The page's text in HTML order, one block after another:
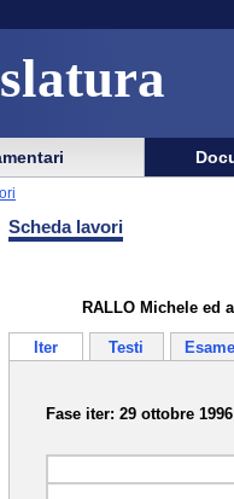
Scheda lavori
RALLO Michele ed
Iter Testi
Fase iter: 29 ottobre 1996